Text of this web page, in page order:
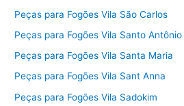
Peças para Fogões Vila São Carlos
Peças para Fogões Vila Santo Antônio
Peças para Fogões Vila Santa Maria
Peças para Fogões Vila Sant Anna
Peças para Fogões Vila Sadokim